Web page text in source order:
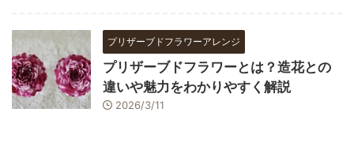
プリザーブドフラワーアレンジ
プリザーブドフラワーとは？造花との
違いや魅力をわかりやすく解説
2026/3/11